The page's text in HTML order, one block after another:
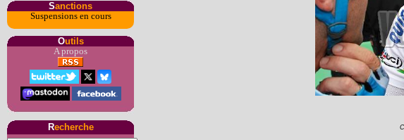
Sanctions
Suspensions en cours
Outils
A propos
Recherche